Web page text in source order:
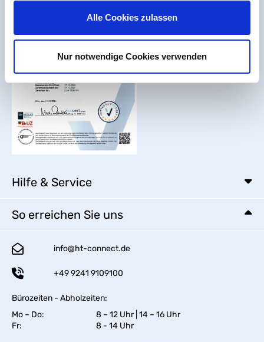
Alle Cookies zulassen
Nur notwendige Cookies verwenden
Hilfe & Service
So erreichen Sie uns
info@ht-connect.de
+49 9241 9109100
Bürozeiten - Abholzeiten:
Mo – Do:
8 – 12 Uhr | 14 – 16 Uhr
Fr:
8 - 14 Uhr